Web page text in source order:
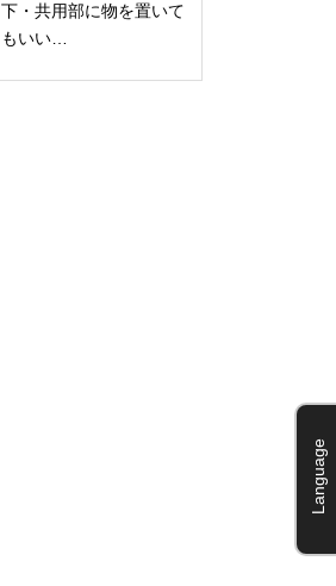
下・共用部に物を置いて
もいい…
Language